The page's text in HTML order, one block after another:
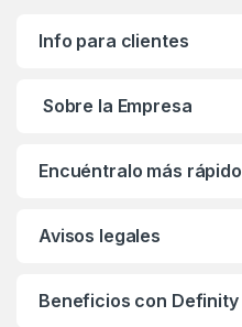
Info para clientes
Sobre la Empresa
Encuéntralo más rápido
Avisos legales
Beneficios con Definity